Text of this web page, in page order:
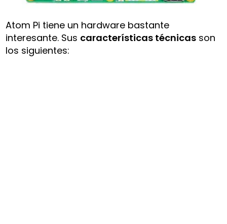
Atom Pi tiene un hardware bastante
interesante. Sus características técnicas son
los siguientes: